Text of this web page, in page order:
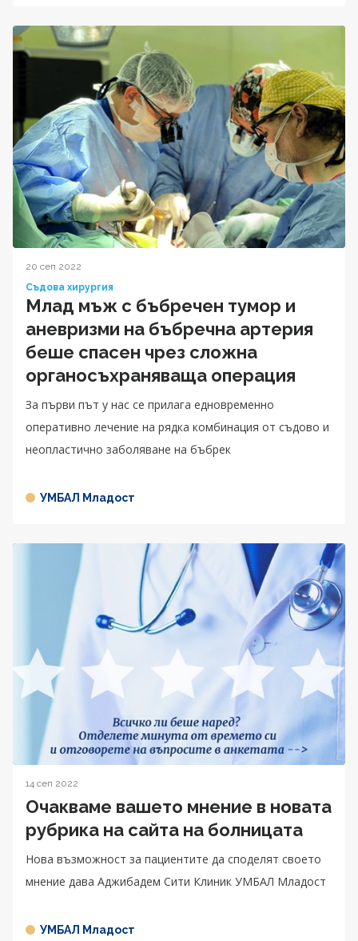
20 сеп 2022
Съдова хирургия
Млад мъж с бъбречен тумор и
аневризми на бъбречна артерия
беше спасен чрез сложна
органосъхраняваща операция
За първи път у нас се прилага едновременно
оперативно лечение на рядка комбинация от съдово и
неопластично заболяване на бъбрек
УМБАЛ Младост
14 сеп 2022
Очакваме вашето мнение в новата
рубрика на сайта на болницата
Нова възможност за пациентите да споделят своето
мнение дава Аджибадем Сити Клиник УМБАЛ Младост
УМБАЛ Младост